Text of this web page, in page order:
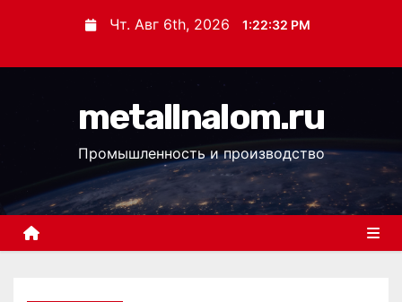
с
Чт. Авг 6th, 2026 1:22:33 PM
metallnalom.ru
Промышленность и производство